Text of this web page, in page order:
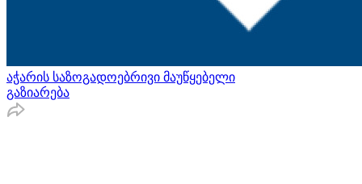
აჭარის საზოგადოებრივი მაუწყებელი
გაზიარება